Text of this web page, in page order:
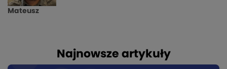
Mateusz
Najnowsze artykuły